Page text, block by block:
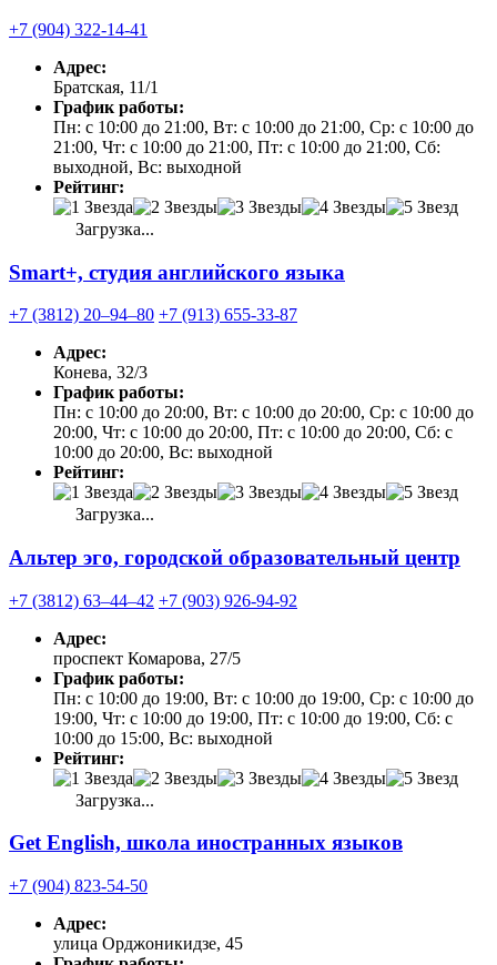
+7 (904) 322-14-41
Адрес:
Братская, 11/1
График работы:
Пн: с 10:00 до 21:00, Вт: с 10:00 до 21:00, Ср: с 10:00 до
21:00, Чт: с 10:00 до 21:00, Пт: с 10:00 до 21:00, Сб:
выходной, Вс: выходной
Рейтинг:
Загрузка...
Smart+, студия английского языка
+7 (3812) 20‒94‒80 +7 (913) 655-33-87
Адрес:
Конева, 32/3
График работы:
Пн: с 10:00 до 20:00, Вт: с 10:00 до 20:00, Ср: с 10:00 до
20:00, Чт: с 10:00 до 20:00, Пт: с 10:00 до 20:00, Сб: с
10:00 до 20:00, Вс: выходной
Рейтинг:
Загрузка...
Альтер эго, городской образовательный центр
+7 (3812) 63‒44‒42 +7 (903) 926-94-92
Адрес:
проспект Комарова, 27/5
График работы:
Пн: с 10:00 до 19:00, Вт: с 10:00 до 19:00, Ср: с 10:00 до
19:00, Чт: с 10:00 до 19:00, Пт: с 10:00 до 19:00, Сб: с
10:00 до 15:00, Вс: выходной
Рейтинг:
Загрузка...
Get English, школа иностранных языков
+7 (904) 823-54-50
Адрес:
улица Орджоникидзе, 45